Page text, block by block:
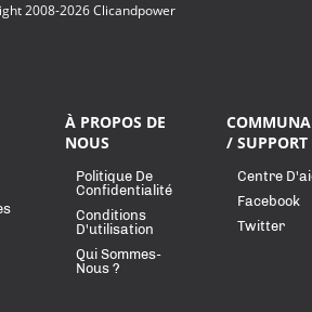
2008-2026 Clicandpower
À PROPOS DE
NOUS
Politique De
Confidentialité
Conditions
D'utilisation
Qui Sommes-
Nous ?
/ SUPPORT
Centre
Facebook
Twitter